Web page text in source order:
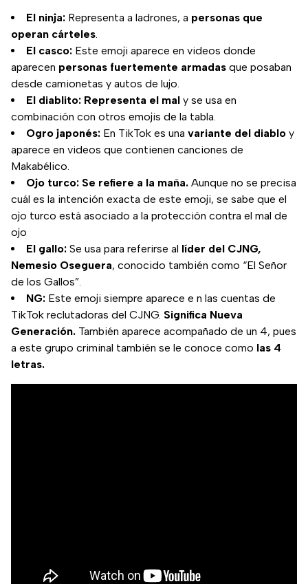
El ninja: Representa a ladrones, a personas que
operan cárteles.
El casco: Este emoji aparece en videos donde
aparecen personas fuertemente armadas que posaban
desde camionetas y autos de lujo.
El diablito: Representa el mal y se usa en
combinación con otros emojis de la tabla.
Ogro japonés: En TikTok es una variante del diablo y
aparece en videos que contienen canciones de
Makabélico.
Ojo turco: Se refiere a la maña. Aunque no se precisa
cuál es la intención exacta de este emoji, se sabe que el
ojo turco está asociado a la protección contra el mal de
ojo
El gallo: Se usa para referirse al líder del CJNG,
Nemesio Oseguera, conocido también como “El Señor
de los Gallos”.
NG: Este emoji siempre aparece e n las cuentas de
TikTok reclutadoras del CJNG. Significa Nueva
Generación. También aparece acompañado de un 4, pues
a este grupo criminal también se le conoce como las 4
letras.